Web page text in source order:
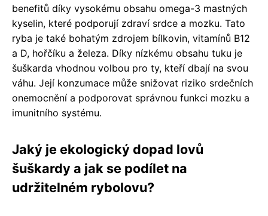
benefitů díky vysokému obsahu omega-3 mastných
kyselin, které podporují zdraví srdce a mozku. Tato
ryba je také bohatým zdrojem bílkovin, vitamínů B12
a D, hořčíku a železa. Díky nízkému obsahu tuku je
šuškarda vhodnou volbou pro ty, kteří dbají na svou
váhu. Její konzumace může snižovat riziko srdečních
onemocnění a podporovat správnou funkci mozku a
imunitního systému.
Jaký je ekologický dopad lovů
šuškardy a jak se podílet na
udržitelném rybolovu?